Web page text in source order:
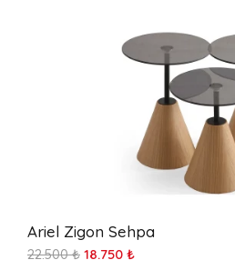
Ariel Zigon Sehpa
22.500 ₺ 18.750 ₺